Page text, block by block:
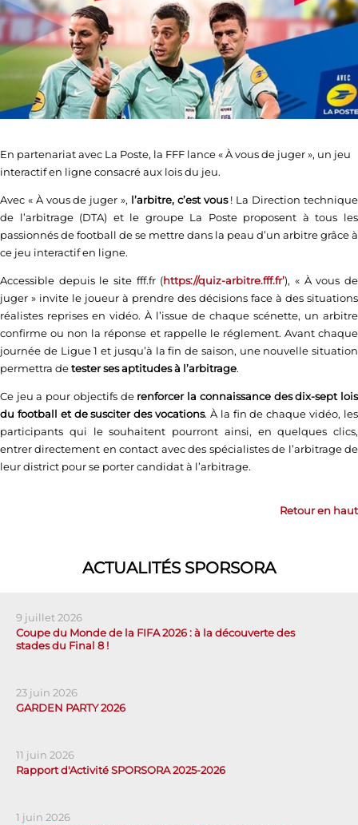
En partenariat avec La Poste, la FFF lance « À vous de juger », un jeu
interactif en ligne consacré aux lois du jeu.
Avec « À vous de juger », l’arbitre, c’est vous! La Direction technique
de l’arbitrage (DTA) et le groupe La Poste proposent à tous les
passionnés de football de se mettre dans la peau d’un arbitre grâce à
ce jeu interactif en ligne.
Accessible depuis le site fff.fr (https://quiz-arbitre.fff.fr’), « À vous de
juger » invite le joueur à prendre des décisions face à des situations
réalistes reprises en vidéo. À l’issue de chaque scénette, un arbitre
confirme ou non la réponse et rappelle le réglement. Avant chaque
journée de Ligue 1 et jusqu’à la fin de saison, une nouvelle situation
permettra detester ses aptitudes à l’arbitrage.
Ce jeu a pour objectifs de renforcer la connaissance des dix-sept lois
du football et de susciter des vocations. À la fin de chaque vidéo, les
participants qui le souhaitent pourront ainsi, en quelques clics,
entrer directement en contact avec des spécialistes de l’arbitrage de
leur district pour se porter candidat à l’arbitrage.
Retour en haut
ACTUALITÉS SPORSORA
9 juillet 2026
Coupe du Monde de la FIFA 2026 : à la découverte des
stades du Final 8 !
23 juin 2026
GARDEN PARTY 2026
11 juin 2026
Rapport d'Activité SPORSORA 2025-2026
1 juin 2026